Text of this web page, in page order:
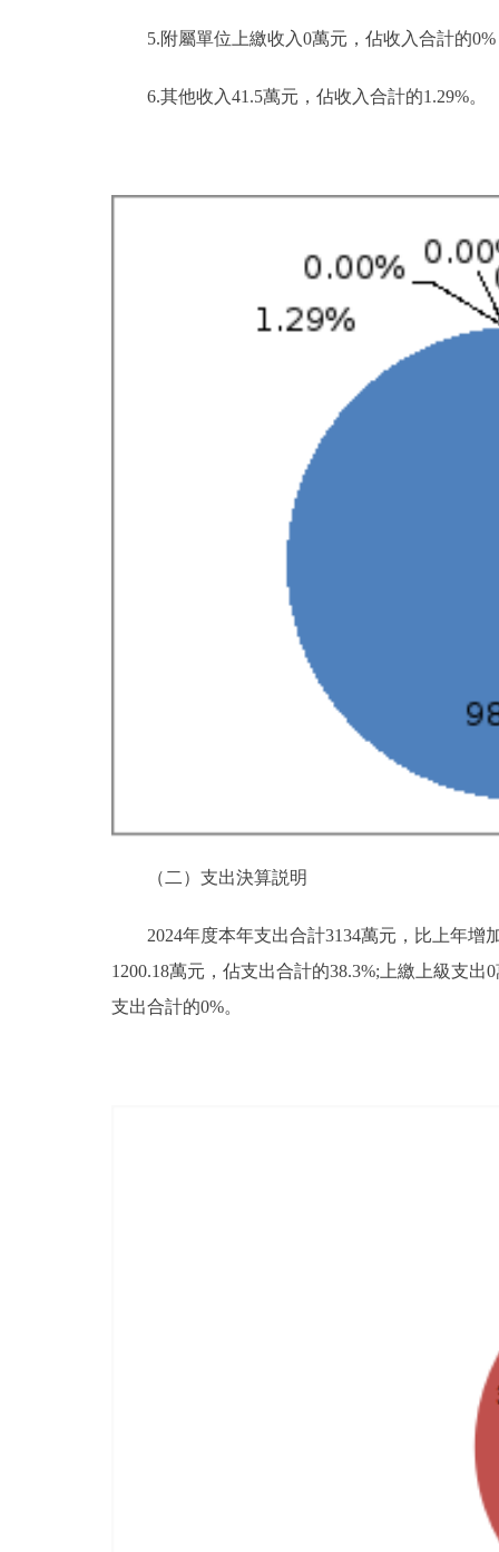
5.附屬單位上繳收入0萬元，佔收入合計的
6.其他收入41.5萬元，佔收入合計的1.29%。
（二）支出決算説明
2024年度本年支出合計3134萬元，比上年增
1200.18萬元，佔支出合計的38.3%;上繳上級支
支出合計的0%。